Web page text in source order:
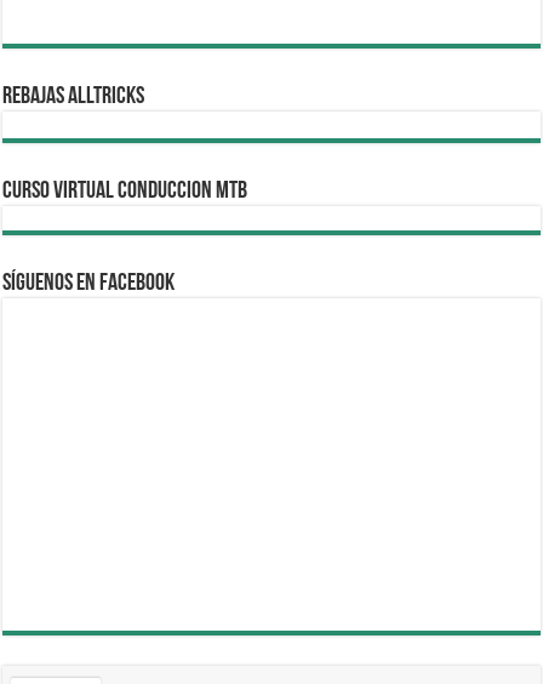
REBAJAS ALLTRICKS
CURSO VIRTUAL CONDUCCION MTB
Síguenos en Facebook